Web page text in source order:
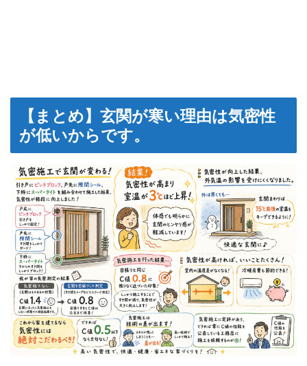
【まとめ】玄関が寒い理由は気密性
が低いからです。